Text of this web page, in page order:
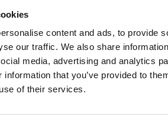
content and ads, to provide
our traffic. We also share
media, advertising and analytics
that you’ve provided to
of their services.